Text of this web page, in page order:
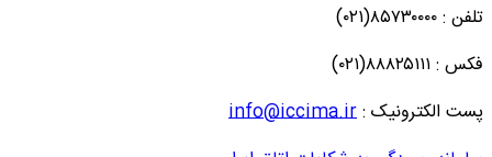
تلفن : ۸۵۷۳۰۰۰۰(۰۲۱)
فکس : ۸۸۸۲۵۱۱۱(۰۲۱)
پست الکترونیک :info@iccima.ir